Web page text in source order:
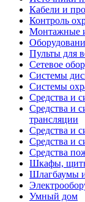
Кабели и
Контроль
Монтажные
Пульты для
Сетевое
Системы
Системы
Средства и
Средства и
трансляции
Средства и
Средства и
Средства
Шкафы,
Шлагбаумы и
Умный дом